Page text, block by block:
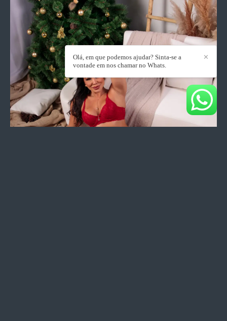
✕
Olá, em que podemos ajudar? Sinta-se a
vontade em nos chamar no Whats.